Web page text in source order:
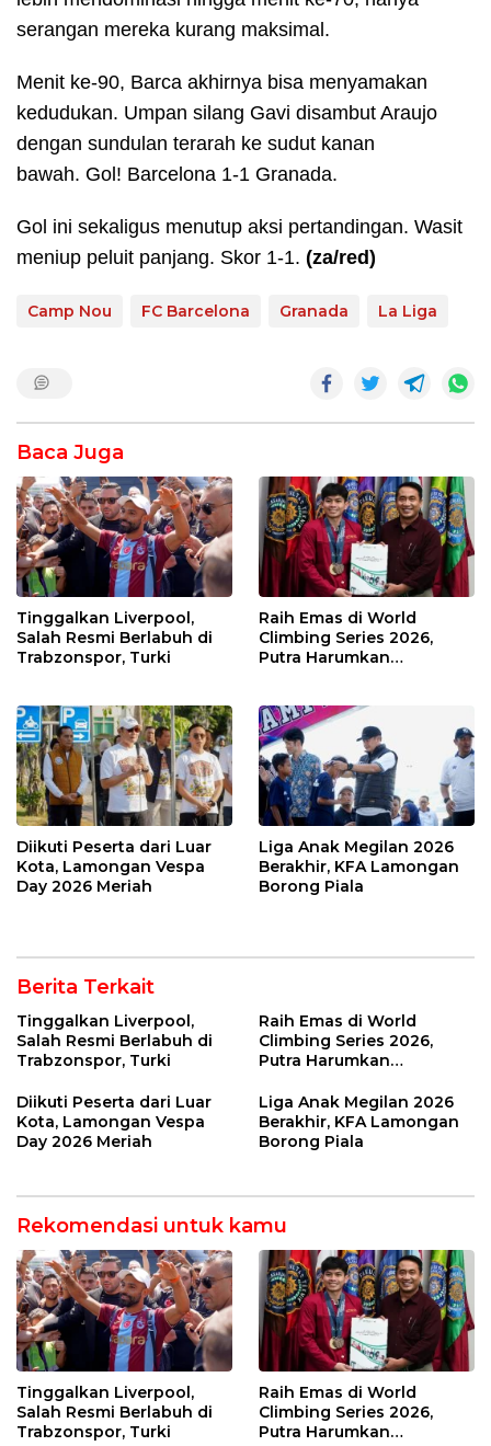
serangan mereka kurang maksimal.
Menit ke-90, Barca akhirnya bisa menyamakan
kedudukan. Umpan silang Gavi disambut Araujo
dengan sundulan terarah ke sudut kanan
bawah. Gol! Barcelona 1-1 Granada.
Gol ini sekaligus menutup aksi pertandingan. Wasit
meniup peluit panjang. Skor 1-1. (za/red)
Camp Nou FC Barcelona Granada La Liga
Baca Juga
Tinggalkan Liverpool,
Salah Resmi Berlabuh di
Trabzonspor, Turki
Raih Emas di World
Climbing Series 2026,
Putra Harumkan
Diikuti Peserta dari Luar
Kota, Lamongan Vespa
Day 2026 Meriah
Liga Anak Megilan 2026
Berakhir, KFA Lamongan
Borong Piala
Berita Terkait
Tinggalkan Liverpool,
Salah Resmi Berlabuh di
Trabzonspor, Turki
Raih Emas di World
Climbing Series 2026,
Putra Harumkan
Diikuti Peserta dari Luar
Kota, Lamongan Vespa
Day 2026 Meriah
Liga Anak Megilan 2026
Berakhir, KFA Lamongan
Borong Piala
Rekomendasi untuk kamu
Tinggalkan Liverpool,
Salah Resmi Berlabuh di
Trabzonspor, Turki
Raih Emas di World
Climbing Series 2026,
Putra Harumkan